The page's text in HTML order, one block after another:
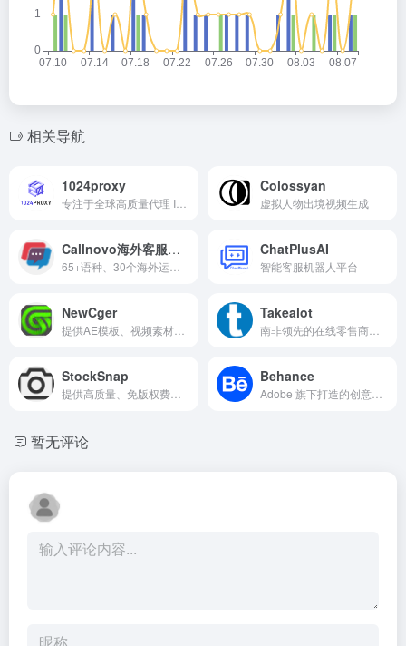
相关导航
1024proxy Colossyan
虚拟人物出境视频生成
Callnovo海外客服外包 ​ChatPlusAI
智能客服机器人平台
NewCger Takealot
StockSnap Behance
暂无评论